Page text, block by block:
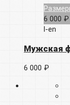
6 000 ₽
l-en
Мужская
6 000 ₽